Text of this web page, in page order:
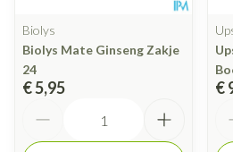
Biolys
Biolys Mate Ginseng Zakje
24
€ 5,95 €